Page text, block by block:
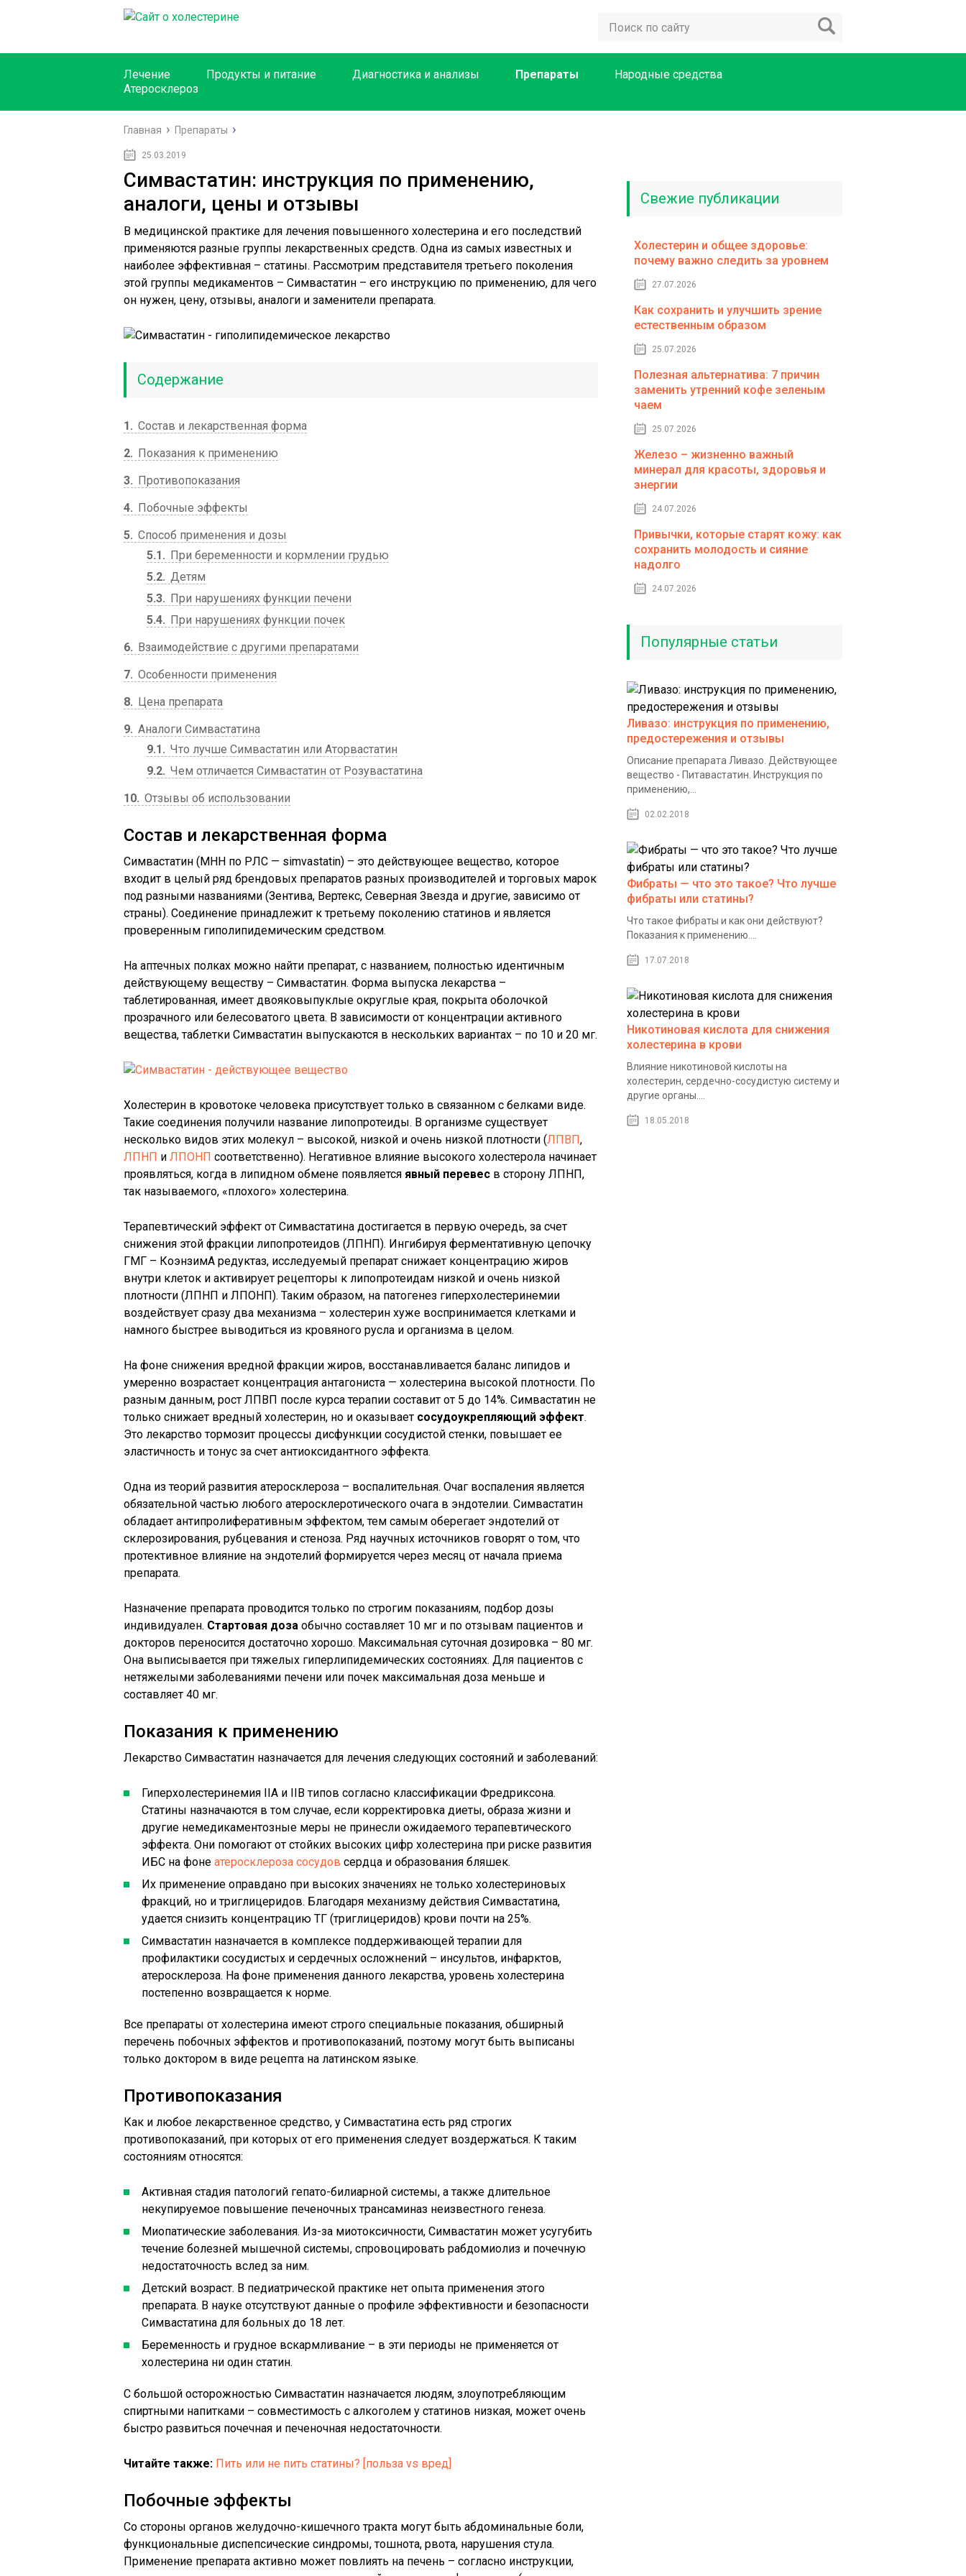
Лечение Продукты и питание Диагностика и анализы Препараты
Народные средства
Атеросклероз
Главная Препараты
25.03.2019
Симвастатин: инструкция по применению,
аналоги, цены и отзывы
В медицинской практике для лечения повышенного холестерина и его последствий
применяются разные группы лекарственных средств. Одна из самых известных и
наиболее эффективная – статины. Рассмотрим представителя третьего поколения
этой группы медикаментов – Симвастатин – его инструкцию по применению, для чего
он нужен, цену, отзывы, аналоги и заменители препарата.
Содержание
1
Состав и лекарственная форма
2
Показания к применению
3
Противопоказания
4
Побочные эффекты
5 Способ применения и дозы
5.1
При беременности и кормлении грудью
5.2 Детям
5.3
При нарушениях функции печени
5.4
При нарушениях функции почек
6
Взаимодействие с другими препаратами
7 Особенности применения
8
Цена препарата
9 Аналоги Симвастатина
9.1
Что лучше Симвастатин или Аторвастатин
9.2 Чем отличается Симвастатин от Розувастатина
10 Отзывы об использовании
Состав и лекарственная форма
Симвастатин (МНН по РЛС — simvastatin) – это действующее вещество, которое
входит в целый ряд брендовых препаратов разных производителей и торговых марок
под разными названиями (Зентива, Вертекс, Северная Звезда и другие, зависимо от
страны). Соединение принадлежит к третьему поколению статинов и является
проверенным гиполипидемическим средством.
На аптечных полках можно найти препарат, с названием, полностью идентичным
действующему веществу – Симвастатин. Форма выпуска лекарства –
таблетированная, имеет двояковыпуклые округлые края, покрыта оболочкой
прозрачного или белесоватого цвета. В зависимости от концентрации активного
вещества, таблетки Симвастатин выпускаются в нескольких вариантах – по 10 и 20 мг.
Холестерин в кровотоке человека присутствует только в связанном с белками виде.
Такие соединения получили название липопротеиды. В организме существует
несколько видов этих молекул – высокой, низкой и очень низкой плотности (ЛПВП,
ЛПНП и ЛПОНП соответственно). Негативное влияние высокого холестерола начинает
проявляться, когда в липидном обмене появляется явный перевес в сторону ЛПНП,
так называемого, «плохого» холестерина.
Терапевтический эффект от Симвастатина достигается в первую очередь, за счет
снижения этой фракции липопротеидов (ЛПНП). Ингибируя ферментативную цепочку
ГМГ – КоэнзимА редуктаз, исследуемый препарат снижает концентрацию жиров
внутри клеток и активирует рецепторы к липопротеидам низкой и очень низкой
плотности (ЛПНП и ЛПОНП). Таким образом, на патогенез гиперхолестеринемии
воздействует сразу два механизма – холестерин хуже воспринимается клетками и
намного быстрее выводиться из кровяного русла и организма в целом.
На фоне снижения вредной фракции жиров, восстанавливается баланс липидов и
умеренно возрастает концентрация антагониста — холестерина высокой плотности. По
разным данным, рост ЛПВП после курса терапии составит от 5 до 14%. Симвастатин не
только снижает вредный холестерин, но и оказывает сосудоукрепляющий эффект.
Это лекарство тормозит процессы дисфункции сосудистой стенки, повышает ее
эластичность и тонус за счет антиоксидантного эффекта.
Одна из теорий развития атеросклероза – воспалительная. Очаг воспаления является
обязательной частью любого атеросклеротического очага в эндотелии. Симвастатин
обладает антипролиферативным эффектом, тем самым оберегает эндотелий от
склерозирования, рубцевания и стеноза. Ряд научных источников говорят о том, что
протективное влияние на эндотелий формируется через месяц от начала приема
препарата.
Назначение препарата проводится только по строгим показаниям, подбор дозы
индивидуален. Стартовая доза обычно составляет 10 мг и по отзывам пациентов и
докторов переносится достаточно хорошо. Максимальная суточная дозировка – 80 мг.
Она выписывается при тяжелых гиперлипидемических состояниях. Для пациентов с
нетяжелыми заболеваниями печени или почек максимальная доза меньше и
составляет 40 мг.
Показания к применению
Лекарство Симвастатин назначается для лечения следующих состояний и заболеваний:
Гиперхолестеринемия IIА и IIB типов согласно классификации Фредриксона.
Статины назначаются в том случае, если корректировка диеты, образа жизни и
другие немедикаментозные меры не принесли ожидаемого терапевтического
эффекта. Они помогают от стойких высоких цифр холестерина при риске развития
ИБС на фоне атеросклероза сосудов сердца и образования бляшек.
Их применение оправдано при высоких значениях не только холестериновых
фракций, но и триглицеридов. Благодаря механизму действия Симвастатина,
удается снизить концентрацию ТГ (триглицеридов) крови почти на 25%.
Симвастатин назначается в комплексе поддерживающей терапии для
профилактики сосудистых и сердечных осложнений – инсультов, инфарктов,
атеросклероза. На фоне применения данного лекарства, уровень холестерина
постепенно возвращается к норме.
Все препараты от холестерина имеют строго специальные показания, обширный
перечень побочных эффектов и противопоказаний, поэтому могут быть выписаны
только доктором в виде рецепта на латинском языке.
Противопоказания
Как и любое лекарственное средство, у Симвастатина есть ряд строгих
противопоказаний, при которых от его применения следует воздержаться. К таким
состояниям относятся:
Активная стадия патологий гепато-билиарной системы, а также длительное
некупируемое повышение печеночных трансаминаз неизвестного генеза.
Миопатические заболевания. Из-за миотоксичности, Симвастатин может усугубить
течение болезней мышечной системы, спровоцировать рабдомиолиз и почечную
недостаточность вслед за ним.
Детский возраст. В педиатрической практике нет опыта применения этого
препарата. В науке отсутствуют данные о профиле эффективности и безопасности
Симвастатина для больных до 18 лет.
Беременность и грудное вскармливание – в эти периоды не применяется от
холестерина ни один статин.
С большой осторожностью Симвастатин назначается людям, злоупотребляющим
спиртными напитками – совместимость с алкоголем у статинов низкая, может очень
быстро развиться почечная и печеночная недостаточности.
Читайте также: Пить или не пить статины? [польза vs вред]
Побочные эффекты
Со стороны органов желудочно-кишечного тракта могут быть абдоминальные боли,
функциональные диспепсические синдромы, тошнота, рвота, нарушения стула.
Применение препарата активно может повлиять на печень – согласно инструкции,
Свежие публикации
Холестерин и общее здоровье:
почему важно следить за уровнем
27.07.2026
Как сохранить и улучшить зрение
естественным образом
25.07.2026
Полезная альтернатива: 7 причин
заменить утренний кофе зеленым
чаем
25.07.2026
Железо – жизненно важный
минерал для красоты, здоровья и
энергии
24.07.2026
Привычки, которые старят кожу: как
сохранить молодость и сияние
надолго
24.07.2026
Популярные статьи
Ливазо: инструкция по применению,
предостережения и отзывы
Описание препарата Ливазо. Действующее
вещество - Питавастатин. Инструкция по
применению,...
02.02.2018
Фибраты — что это такое? Что лучше
фибраты или статины?
Что такое фибраты и как они действуют?
Показания к применению....
17.07.2018
Никотиновая кислота для снижения
холестерина в крови
Влияние никотиновой кислоты на
холестерин, сердечно-сосудистую систему и
другие органы....
18.05.2018